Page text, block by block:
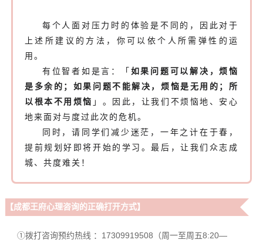
每个人面对压力时的体验是不同的，因此对于
上述所建议的方法，你可以依个人所需弹性的运
用。
有位智者如是言：「如果问题可以解决，烦恼
是多余的；如果问题不能解决，烦恼是无用的；所
以根本不用烦恼 」。因此，让我们不烦恼地、安心
地来面对与度过此次的危机。
同时，请同学们减少迷茫，一年之计在于春，
提前规划好即将开始的学习。最后，让我们众志成
城、共度难关！
【成都王府心理咨询的正确打开方式】
①拨打咨询预约热线 ：17309919508（周一至周五8:20—